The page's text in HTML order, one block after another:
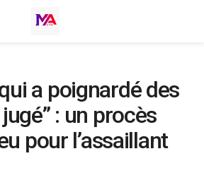
a poignardé des
: un procès
pour l’assaillant